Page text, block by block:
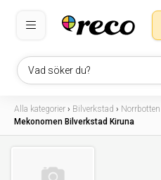
Vad söker du?
Alla kategorier › Bilverkstad › Norrbotten
Mekonomen Bilverkstad Kiruna